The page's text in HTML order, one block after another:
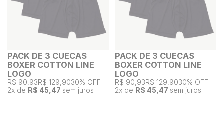
PACK DE 3 CUECAS
BOXER COTTON LINE
LOGO
R$ 90,93R$ 129,9030% OFF
2x de R$ 45,47 sem juros
PACK DE 3 CUECAS
BOXER COTTON LINE
LOGO
R$ 90,93R$ 129,9030% OFF
2x de R$ 45,47 sem juros